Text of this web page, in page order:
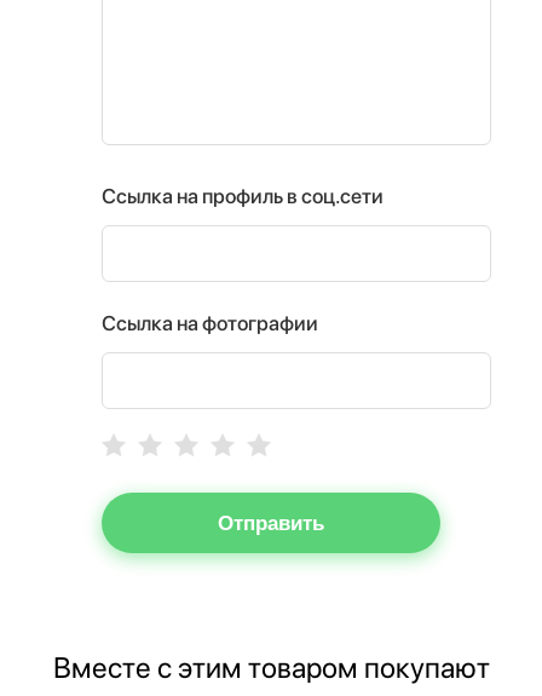
Ссылка на профиль в соц.сети
Ссылка на фотографии
Отправить
Вместе с этим товаром покупают